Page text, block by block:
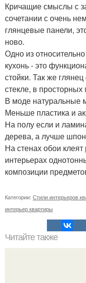
Кричащие смыслы с
сочетании с очень
глянцевые панели,
ново.
Одно из
кухонь - это
стойки. Так же
стекле, в
В моде натуральные
Меньше пластика и
На полу если и
дерева, а лучше
На стенах обои
интерьерах
композиции
Категории: Стили интерьеров
интерьер квартиры
Читайте также